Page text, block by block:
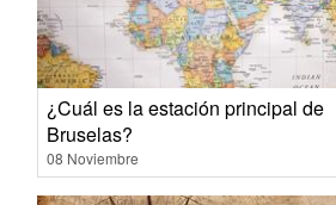
¿Cuál es la estación principal de
Bruselas?
08 Noviembre